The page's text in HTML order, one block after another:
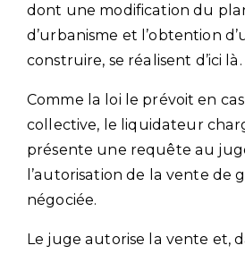
dont une modification du
d’urbanisme et l’obtention
construire, se réalisent d’ici là.
Comme la loi le prévoit en
collective, le liquidateur
présente une requête au
l’autorisation de la vente de
négociée.
Le juge autorise la vente et,